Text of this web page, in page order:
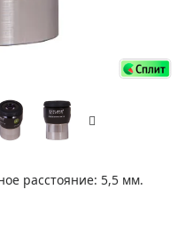
расстояние: 5,5 мм.